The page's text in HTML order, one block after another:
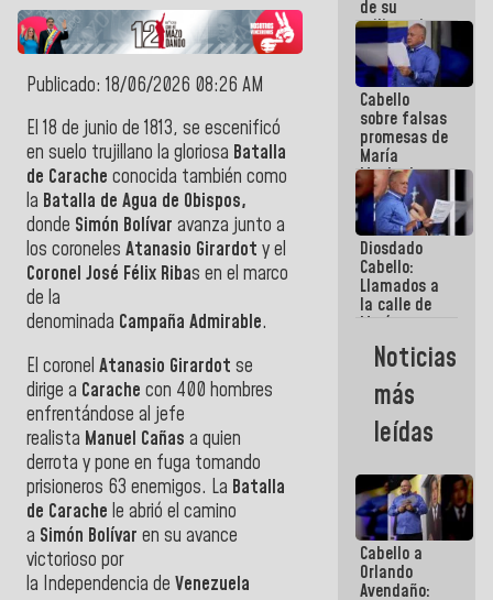
Publicado: 18/06/2026 08:26 AM
El 18 de junio de 1813, se escenificó
en suelo trujillano la gloriosa Batalla
de Carache conocida también como
la Batalla de Agua de Obispos,
donde Simón Bolívar avanza junto a
los coroneles Atanasio Girardot y el
Coronel José Félix Ribas en el marco
de la
denominada Campaña Admirable.
El coronel Atanasio Girardot se
dirige a Carache con 400 hombres
enfrentándose al jefe
realista Manuel Cañas a quien
derrota y pone en fuga tomando
prisioneros 63 enemigos. La Batalla
de Carache le abrió el camino
a Simón Bolívar en su avance
victorioso por
la Independencia de Venezuela
de su
militancia
es la
organización
política más
sólida de
Venezuela
Cabello
sobre falsas
promesas de
María
Machado:
¿Quién le
puede creer?
¿Y la gente
que ella iba
a salvar en
La Guaira?
Diosdado
Cabello:
Llamados a
la calle de
María
Machado se
estrellaron
de frente
contra el
Pueblo
Noticias
más
leídas
Cabello a
Orlando
Avendaño: